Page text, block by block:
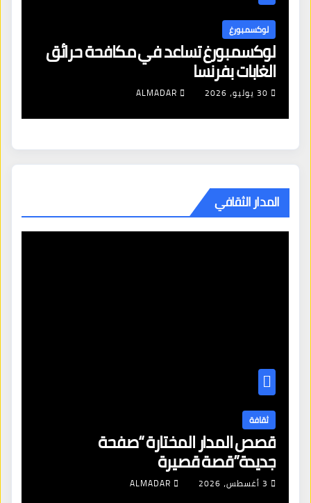
لوكسمبورغ
لوكسمبورغ تساعد في مكافحة حرائق
الغابات بفرنسا
30 يوليو، 2026 ALMADAR
المدار الثقافي
ثقافة
قصص المدار المختارة “صفحة
جديدة”قصة قصيرة
3 أغسطس، 2026 ALMADAR